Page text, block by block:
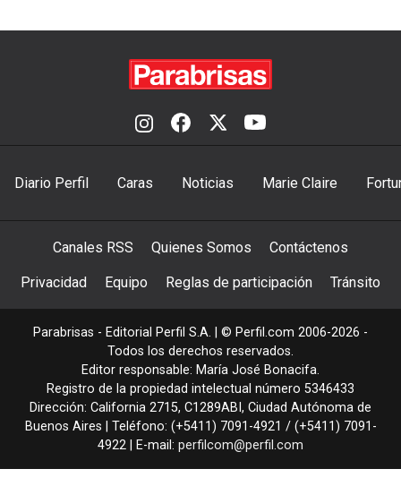
Diario Perfil Caras Noticias Marie Claire
Canales RSS Quienes Somos Contáctenos
Privacidad Equipo Reglas de participación Tránsito
Parabrisas - Editorial Perfil S.A. | © Perfil.com 2006-2026 -
Todos los derechos reservados.
Editor responsable: María José Bonacifa.
Registro de la propiedad intelectual número 5346433
Dirección: California 2715, C1289ABI, Ciudad Autónoma de
Buenos Aires | Teléfono: (+5411) 7091-4921 / (+5411) 7091-
4922 | E-mail: perfilcom@perfil.com